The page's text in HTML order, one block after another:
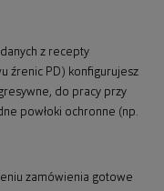
z recepty
źrenic PD) konfigurujesz
do pracy przy
powłoki ochronne (np.
zamówienia gotowe